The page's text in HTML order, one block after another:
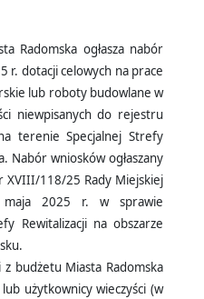
ogłasza nabór
r. dotacji celowych na prace
lub roboty budowlane w
niewpisanych do rejestru
terenie Specjalnej Strefy
Nabór wniosków ogłaszany
XVIII/118/25 Rady Miejskiej
2025 r. w sprawie
Rewitalizacji na obszarze
Miasta Radomska
użytkownicy wieczyści (w